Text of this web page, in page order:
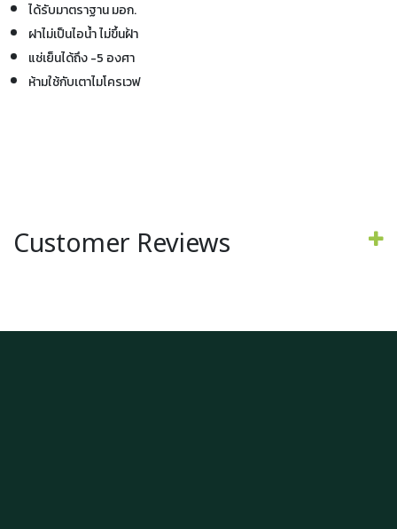
ได้รับมาตราฐาน มอก.
ฝาไม่เป็นไอน้ำ ไม่ขึ้นฝ้า
แช่เย็นได้ถึง -5 องศา
ห้ามใช้กับเตาไมโครเวฟ
Customer Reviews